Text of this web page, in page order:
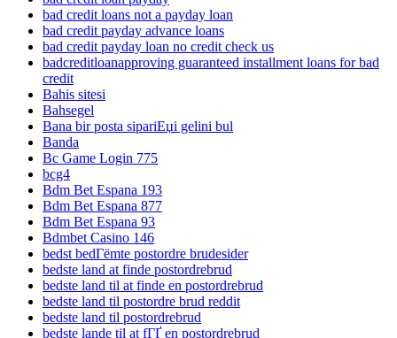
bad credit loans not a payday loan
bad credit payday advance loans
bad credit payday loan no credit check us
badcreditloanapproving guaranteed installment loans for bad
credit
Bahis sitesi
Bahsegel
Bana bir posta sipariЕџi gelini bul
Banda
Bc Game Login 775
bcg4
Bdm Bet Espana 193
Bdm Bet Espana 877
Bdm Bet Espana 93
Bdmbet Casino 146
bedst bedГёmte postordre brudesider
bedste land at finde postordrebrud
bedste land til at finde en postordrebrud
bedste land til postordre brud reddit
bedste land til postordrebrud
bedste lande til at fГҐ en postordrebrud